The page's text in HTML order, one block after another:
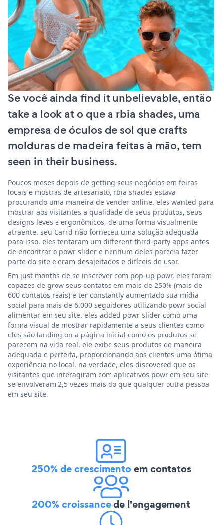
Se você ainda find it unbelievable, então
take a look at o que a rbia shades, uma
empresa de óculos de sol que crafts
molduras de madeira feitas à mão, tem
seen in their business.
Poucos meses depois de getting seus negócios em feiras
locais e mostras de artesanato, rbia shades estava
procurando uma maneira de vender online. eles wanted para
mostrar aos visitantes a qualidade de seus produtos, seus
designs leves e ergonômicos, de uma forma visualmente
atraente. seu Carrd não forneceu uma solução adequada
para isso. eles tentaram um different third-party apps antes
de encontrar o powr slider e nenhum deles parecia fazer
parte do site e eram desajeitados e difíceis de usar.
Em just months de se inscrever com pop-up powr, eles foram
capazes de grow seus contatos em mais de 250% (mais de
600 contatos reais) e ter constantly aumentado sua mídia
social para mais de 6.000 seguidores utilizando powr social
alimentar em seu site. eles added powr slider como uma
forma visual de mostrar rapidamente a seus clientes como
eles são landing on a página inicial como os produtos se
parecem na vida real. ele exibe seus produtos de maneira
adequada e perfeita, proporcionando aos clientes uma ótima
experiência no local. na verdade, eles discovered que os
visitantes que interagiram com aplicativos powr em seu site
se envolveram 2,5 vezes mais do que qualquer outra pessoa
em seu site.
250% de crescimentoem contatos
200% croissancede l'engagement